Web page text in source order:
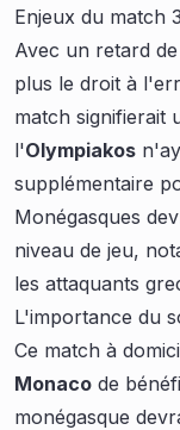
Enjeux du match 3
Avec un retard
plus le droit à
match signifierait
l'Olympiakos
supplémentaire
Monégasques
niveau de jeu,
les attaquants
L'importance du
Ce match à
Monaco de
monégasque